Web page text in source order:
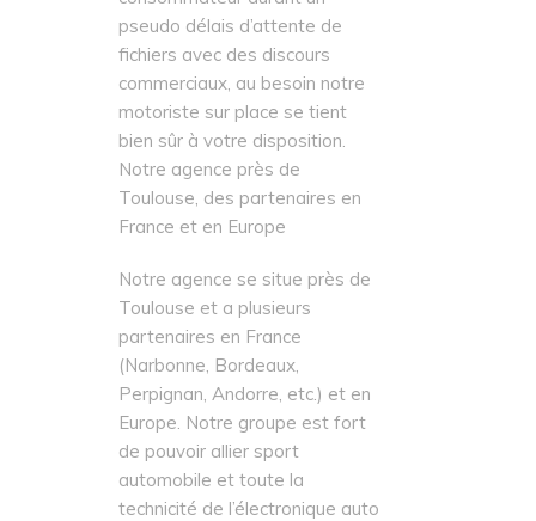
pseudo délais d’attente de
fichiers avec des discours
commerciaux, au besoin notre
motoriste sur place se tient
bien sûr à votre disposition.
Notre agence près de
Toulouse, des partenaires en
France et en Europe
Notre agence se situe près de
Toulouse et a plusieurs
partenaires en France
(Narbonne, Bordeaux,
Perpignan, Andorre, etc.) et en
Europe. Notre groupe est fort
de pouvoir allier sport
automobile et toute la
technicité de l’électronique auto